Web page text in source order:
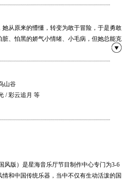
从原来的懵懂，转变为敢于冒险，于是勇敢
、怕黑的娇气小情绪、小毛病，但她总能克
山谷
/ 彩云追月 等
风版）是星海音乐厅节目制作中心专门为3-6
和中国传统乐器，当中不仅有生动活泼的国